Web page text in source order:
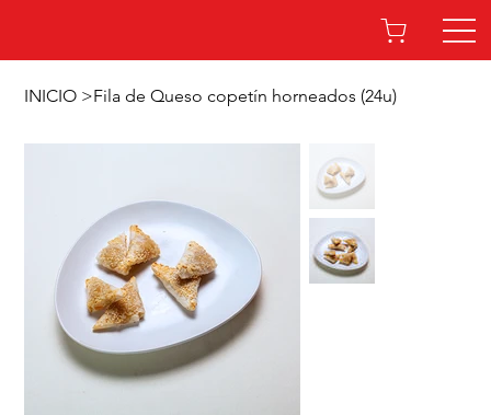
INICIO >Fila de Queso copetín horneados (24u)